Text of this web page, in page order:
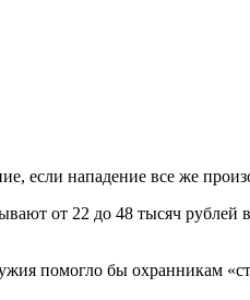
если нападение все же
от 22 до 48 тысяч рублей
помогло бы охранникам